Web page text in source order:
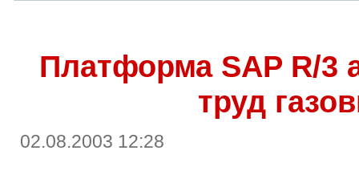
Платформа SAP R/3
труд
02.08.2003 12:28